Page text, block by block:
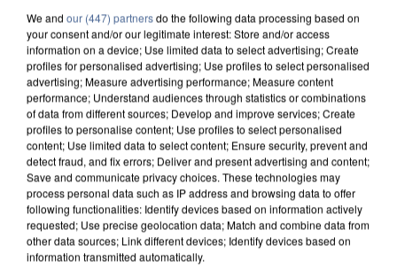
We and our (447) partnersdo the following data processing based on
your consent and/or our legitimate interest: Store and/or access
information on a device; Use limited data to select advertising; Create
profiles for personalised advertising; Use profiles to select personalised
advertising; Measure advertising performance; Measure content
performance; Understand audiences through statistics or combinations
of data from different sources; Develop and improve services; Create
profiles to personalise content; Use profiles to select personalised
content; Use limited data to select content; Ensure security, prevent and
detect fraud, and fix errors; Deliver and present advertising and content;
Save and communicate privacy choices. These technologies may
process personal data such as IP address and browsing data to offer
following functionalities: Identify devices based on information actively
requested; Use precise geolocation data; Match and combine data from
other data sources; Link different devices; Identify devices based on
information transmitted automatically.